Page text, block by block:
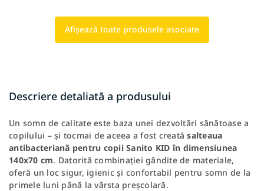
Afişează toate produsele asociate
Descriere detaliată a produsului
Un somn de calitate este baza unei dezvoltări sănătoase a
copilului – și tocmai de aceea a fost creatăsalteaua
antibacteriană pentru copii Sanito KID în dimensiunea
140x70 cm. Datorită combinației gândite de materiale,
oferă un loc sigur, igienic și confortabil pentru somn de la
primele luni până la vârsta preșcolară.